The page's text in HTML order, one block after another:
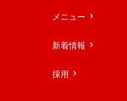
この機会に、魁力屋こだ
ラーメン魁力屋公式アプ
メニュー
新着情報
採用